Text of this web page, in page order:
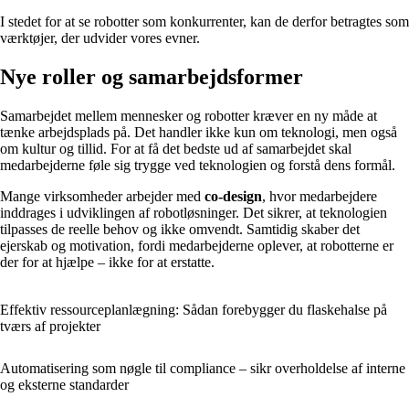
I stedet for at se robotter som konkurrenter, kan de derfor betragtes som
værktøjer, der udvider vores evner.
Nye roller og samarbejdsformer
Samarbejdet mellem mennesker og robotter kræver en ny måde at
tænke arbejdsplads på. Det handler ikke kun om teknologi, men også
om kultur og tillid. For at få det bedste ud af samarbejdet skal
medarbejderne føle sig trygge ved teknologien og forstå dens formål.
Mange virksomheder arbejder med co-design, hvor medarbejdere
inddrages i udviklingen af robotløsninger. Det sikrer, at teknologien
tilpasses de reelle behov og ikke omvendt. Samtidig skaber det
ejerskab og motivation, fordi medarbejderne oplever, at robotterne er
der for at hjælpe – ikke for at erstatte.
Effektiv ressourceplanlægning: Sådan forebygger du flaskehalse på
tværs af projekter
Automatisering som nøgle til compliance – sikr overholdelse af interne
og eksterne standarder